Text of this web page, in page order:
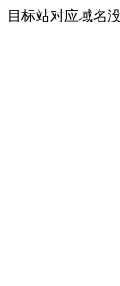
目标站对应域名